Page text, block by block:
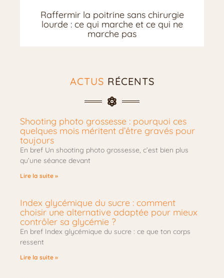
Raffermir la poitrine sans chirurgie
lourde : ce qui marche et ce qui ne
marche pas
ACTUS RÉCENTS
Shooting photo grossesse : pourquoi ces
quelques mois méritent d’être gravés pour
toujours
En bref Un shooting photo grossesse, c’est bien plus
qu’une séance devant
Lire la suite »
Index glycémique du sucre : comment
choisir une alternative adaptée pour mieux
contrôler sa glycémie ?
En bref Index glycémique du sucre : ce que ton corps
ressent
Lire la suite »